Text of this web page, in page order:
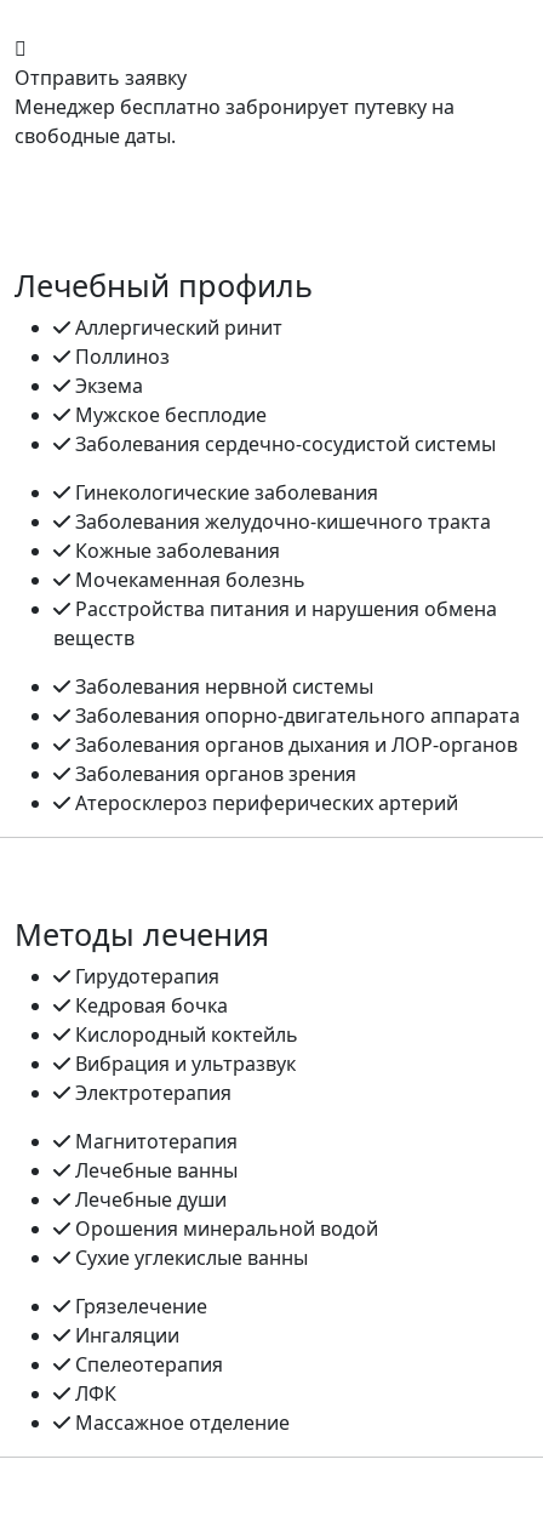
Отправить заявку
Менеджер бесплатно забронирует путевку на
свободные даты.
Лечебный профиль
Аллергический ринит
Поллиноз
Экзема
Мужское бесплодие
Заболевания сердечно-сосудистой системы
Гинекологические заболевания
Заболевания желудочно-кишечного тракта
Кожные заболевания
Мочекаменная болезнь
Расстройства питания и нарушения обмена
веществ
Заболевания нервной системы
Заболевания опорно-двигательного аппарата
Заболевания органов дыхания и ЛОР-органов
Заболевания органов зрения
Атеросклероз периферических артерий
Методы лечения
Гирудотерапия
Кедровая бочка
Кислородный коктейль
Вибрация и ультразвук
Электротерапия
Магнитотерапия
Лечебные ванны
Лечебные души
Орошения минеральной водой
Сухие углекислые ванны
Грязелечение
Ингаляции
Спелеотерапия
ЛФК
Массажное отделение